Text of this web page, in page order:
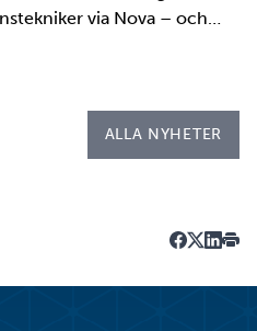
via Nova – och
både sin praktik, även
ALLA NYHETER